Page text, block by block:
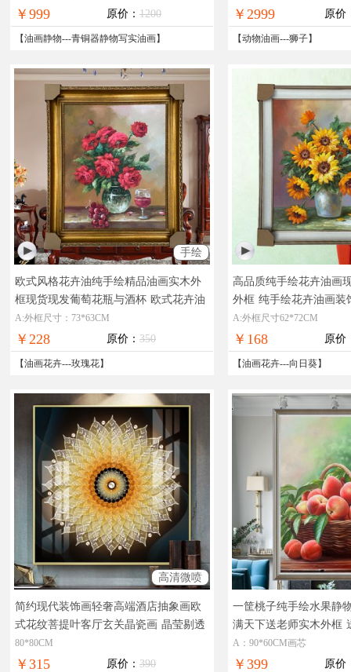
￥999 原价： 1200
【油画静物---青铜器静物写实油画】
￥2999 原价
【动物油画---狮子】
手绘
欧式风格花卉油纯手绘精品油画实木外
框现货现发葡萄花瓶与酒杯 欧式花卉油
画
A:外框尺寸：73*63CM
￥228 原价： 350
【油画花卉---玫瑰花】
高品质纯手绘花卉油画
外框 纯手绘花卉油画装
A:外框尺寸62*72CM
￥168 原价
【油画花卉---向日葵】
高清微喷
简约现代装饰画轻奢高端酒店抽象画欧
式花纹菩提叶客厅玄关晶瓷画 晶莹剔透
奢华极致工厂直销十五天无理由退换
80*80CM
￥315 原价： 390
一筐桃子纯手绘水果静
满天下送老师实木外框
子水果静物油画
A：90*60CM画芯
￥399 原价